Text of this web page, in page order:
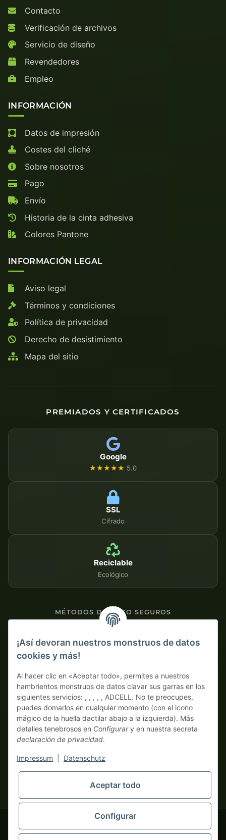
Contacto
Verificación de archivos
Servicio de diseño
Revendedores
Empleo
INFORMACIÓN
Datos de impresión
Costes del cliché
Sobre nosotros
Pago
Envío
Historia de la cinta adhesiva
Colores Pantone
INFORMACIÓN LEGAL
Aviso legal
Términos y condiciones
Política de privacidad
Derecho de desistimiento
Mapa del sitio
PREMIADOS Y CERTIFICADOS
Google
★★★★★ 5.0
SSL
Cifrado
Reciclable
Ecológico
MÉTODOS DE PAGO SEGUROS
Pago por adelantado con descuento
* Todos los precios sin IVA legal., más
empresarios (§ 14 BGB), sin clientes particulares (§ 13 BGB).
Los precios en monedas extranjeras son orientativos y se basan
en el tipo de cambio actual. La moneda vinculante es el euro
© 2020-2026 tapemonster - Todos los derechos reservados. Design by
¡Así devoran nuestros monstruos de datos
cookies y más!
Al hacer clic en «Aceptar todo», permites a nuestros
hambrientos monstruos de datos clavar sus garras en los
siguientes servicios: , , , , , ADCELL. No te preocupes,
puedes domarlos en cualquier momento (con el icono
mágico de la huella dactilar abajo a la izquierda). Más
detalles tenebrosos en Configurary en nuestra secreta
declaración de privacidad.
Impressum Datenschutz
Aceptar todo
Configurar